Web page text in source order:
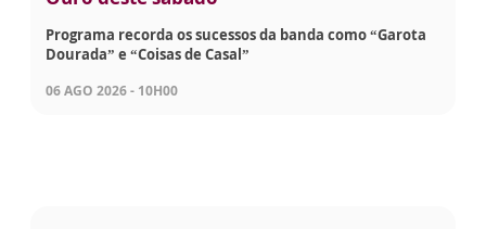
Programa recorda os sucessos da banda como “Garota
Dourada” e “Coisas de Casal”
06 AGO 2026 - 10H00